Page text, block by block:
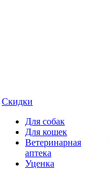
Скидки
Для собак
Для кошек
Ветеринарная
аптека
Уценка